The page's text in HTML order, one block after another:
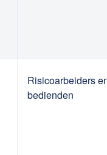
Risicoarbeiders
bedienden